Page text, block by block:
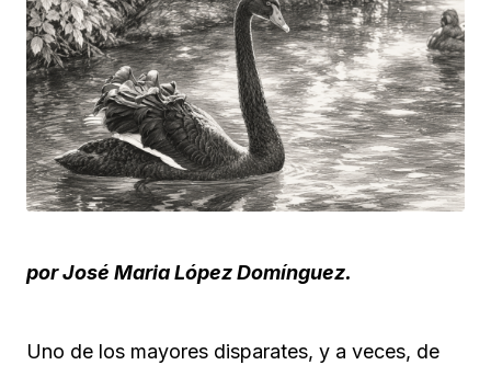
por José Maria López Domínguez.
Uno de los mayores disparates, y a veces, de